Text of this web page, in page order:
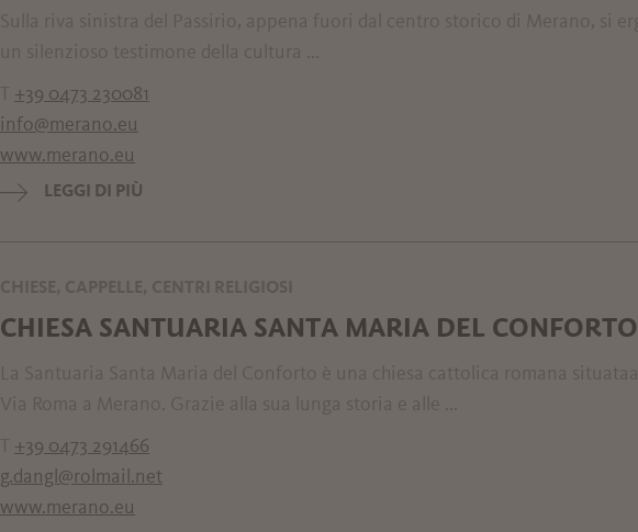
+39 0473 230081
info@merano.eu
www.merano.eu
LEGGI DI PIÙ
CHIESA SANTUARIA SANTA MARIA DEL CONFORTO
+39 0473 291466
g.dangl@rolmail.net
www.merano.eu